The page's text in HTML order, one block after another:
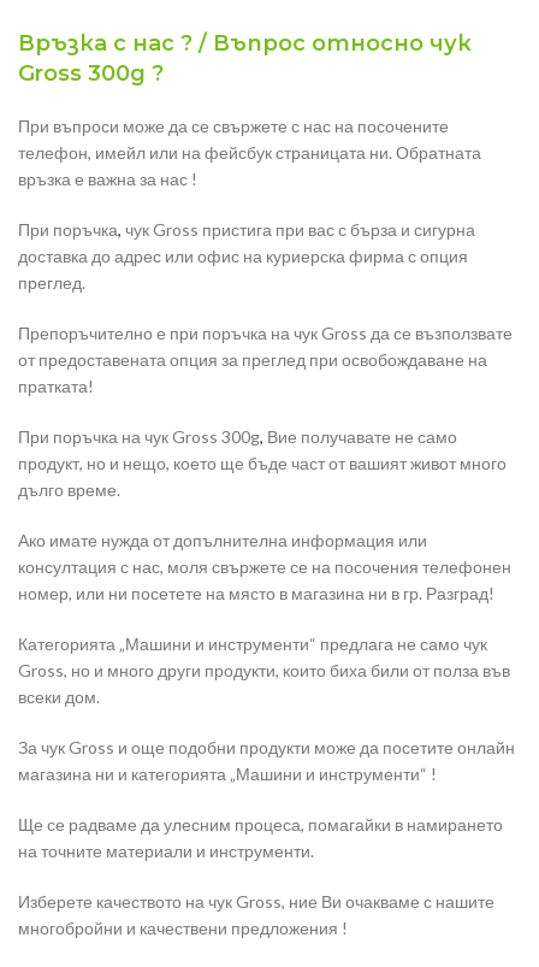
Връзка с нас ? / Въпрос относно чук
Gross 300g ?
При въпроси може да се свържете с нас на посочените
телефон, имейл или на фейсбук страницата ни. Обратната
връзка е важна за нас !
При поръчка, чук Gross пристига при вас с бърза и сигурна
доставка до адрес или офис на куриерска фирма с опция
преглед.
Препоръчително е при поръчка на чук Gross да се възползвате
от предоставената опция за преглед при освобождаване на
пратката!
При поръчка на чук Gross 300g, Вие получавате не само
продукт, но и нещо, което ще бъде част от вашият живот много
дълго време.
Ако имате нужда от допълнителна информация или
консултация с нас, моля свържете се на посочения телефонен
номер, или ни посетете на място в магазина ни в гр. Разград!
Категорията „Машини и инструменти“ предлага не само чук
Gross, но и много други продукти, които биха били от полза във
всеки дом.
За чук Gross и още подобни продукти може да посетите онлайн
магазина ни и категорията „Машини и инструменти“ !
Ще се радваме да улесним процеса, помагайки в намирането
на точните материали и инструменти.
Изберете качеството на чук Gross, ние Ви очакваме с нашите
многобройни и качествени предложения !